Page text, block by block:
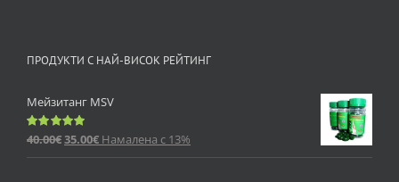
ПРОДУКТИ С НАЙ-ВИСОК РЕЙТИНГ
Мейзитанг MSV
Оценено
40.00€35.00€ Намалена с 13%